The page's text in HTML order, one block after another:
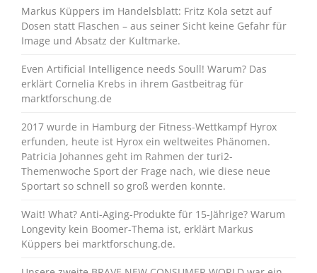
Markus Küppers im Handelsblatt: Fritz Kola setzt auf
Dosen statt Flaschen – aus seiner Sicht keine Gefahr für
Image und Absatz der Kultmarke.
Even Artificial Intelligence needs Soull! Warum? Das
erklärt Cornelia Krebs in ihrem Gastbeitrag für
marktforschung.de
2017 wurde in Hamburg der Fitness-Wettkampf Hyrox
erfunden, heute ist Hyrox ein weltweites Phänomen.
Patricia Johannes geht im Rahmen der turi2-
Themenwoche Sport der Frage nach, wie diese neue
Sportart so schnell so groß werden konnte.
Wait! What? Anti-Aging-Produkte für 15-Jährige? Warum
Longevity kein Boomer-Thema ist, erklärt Markus
Küppers bei marktforschung.de.